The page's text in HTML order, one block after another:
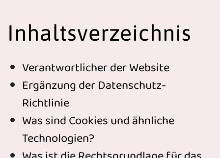
Inhaltsverzeichnis
Verantwortlicher der Website
Ergänzung der Datenschutz-
Richtlinie
Was sind Cookies und ähnliche
Technologien?